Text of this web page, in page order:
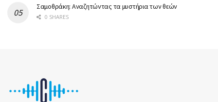
Σαμοθράκη: Αναζητώντας τα μυστήρια των θεών
0 SHARES